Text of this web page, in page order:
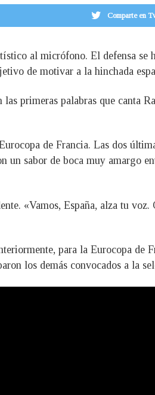
Comparte en
al micrófono. El defensa se
de motivar a la hinchada
primeras palabras que canta
de Francia. Las dos
un sabor de boca muy amargo
«Vamos, España, alza tu
para la Eurocopa de
los demás convocados a la